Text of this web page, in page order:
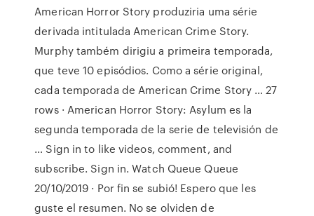
American Horror Story produziria uma série
derivada intitulada American Crime Story.
Murphy também dirigiu a primeira temporada,
que teve 10 episódios. Como a série original,
cada temporada de American Crime Story … 27
rows · American Horror Story: Asylum es la
segunda temporada de la serie de televisión de
… Sign in to like videos, comment, and
subscribe. Sign in. Watch Queue Queue
20/10/2019 · Por fin se subió! Espero que les
guste el resumen. No se olviden de